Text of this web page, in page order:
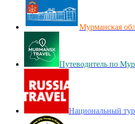
Мурманская
Путеводитель по
Национальный